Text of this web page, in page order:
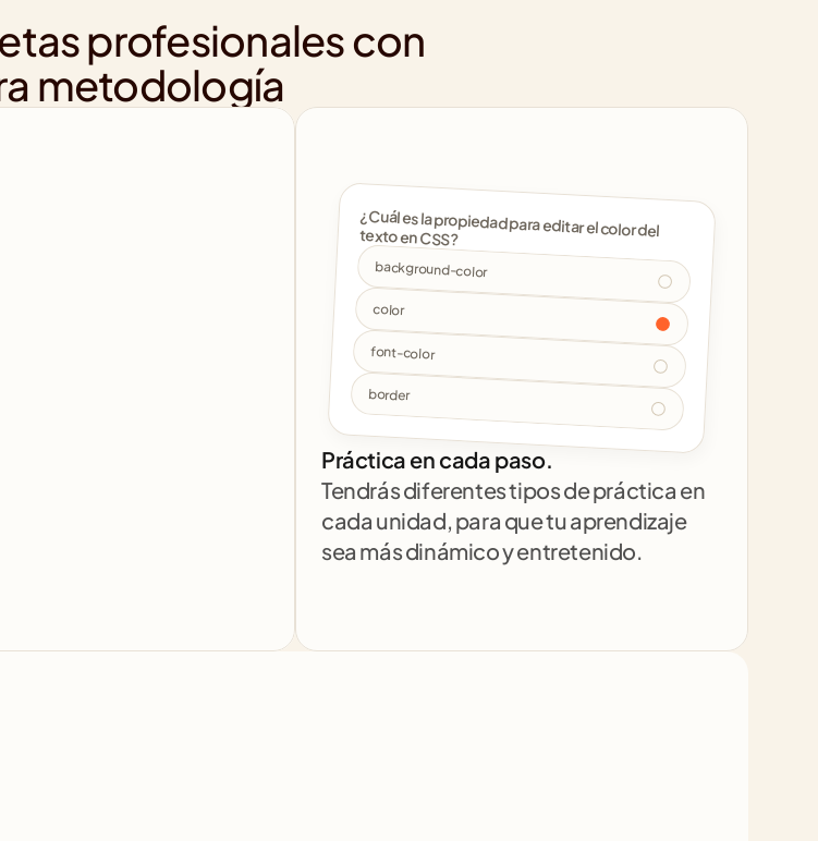
profesionales con
metodología
texto en CSS?
background-color
color
font-color
border
Práctica en cada paso.
Tendrás diferentes tipos de práctica en
cada unidad, para que tu aprendizaje
sea más dinámico y entretenido.